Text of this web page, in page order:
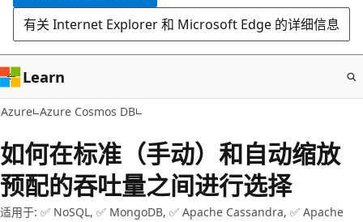
有关 Internet Explorer 和 Microsoft Edge 的详细信息
Learn
Azure Azure Cosmos DB
如何在标准（手动）和自动缩放
预配的吞吐量之间进行选择
适用于: ✅ NoSQL, ✅ MongoDB, ✅ Apache Cassandra, ✅ Apache